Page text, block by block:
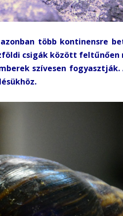
több kontinensre
csigák között feltűnően
szívesen